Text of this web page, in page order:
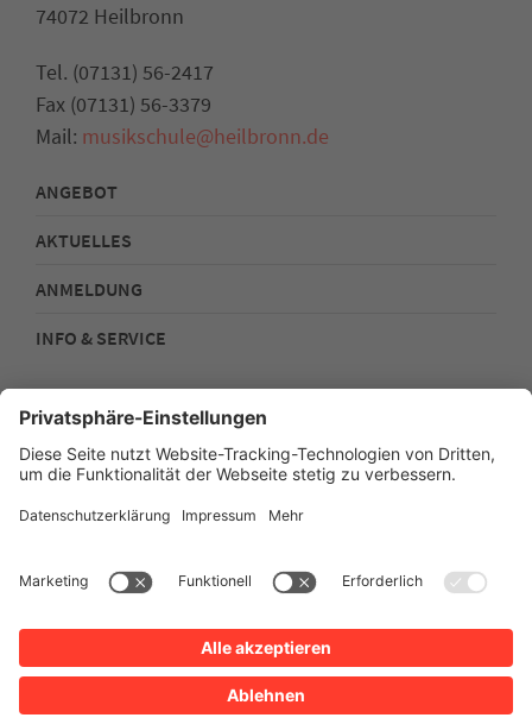
74072 Heilbronn
Tel. (07131) 56-2417
Fax (07131) 56-3379
Mail: musikschule@heilbronn.de
ANGEBOT
AKTUELLES
ANMELDUNG
INFO & SERVICE
Kontakt
Impressum
Datenschutz
Sitemap
Stadtplan